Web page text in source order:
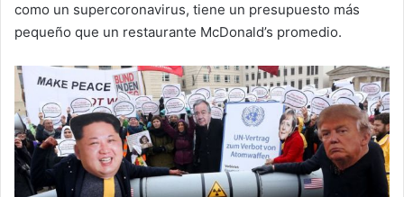
como un supercoronavirus, tiene un presupuesto más
pequeño que un restaurante McDonald’s promedio.